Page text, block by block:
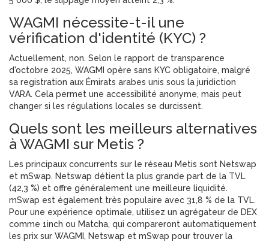
WAGMI nécessite-t-il une
vérification d'identité (KYC) ?
Actuellement, non. Selon le rapport de transparence
d'octobre 2025, WAGMI opère sans KYC obligatoire, malgré
sa registration aux Émirats arabes unis sous la juridiction
VARA. Cela permet une accessibilité anonyme, mais peut
changer si les régulations locales se durcissent.
Quels sont les meilleurs alternatives
à WAGMI sur Metis ?
Les principaux concurrents sur le réseau Metis sont Netswap
et mSwap. Netswap détient la plus grande part de la TVL
(42,3 %) et offre généralement une meilleure liquidité.
mSwap est également très populaire avec 31,8 % de la TVL.
Pour une expérience optimale, utilisez un agrégateur de DEX
comme 1inch ou Matcha, qui compareront automatiquement
les prix sur WAGMI, Netswap et mSwap pour trouver la